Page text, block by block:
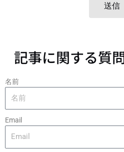
送信
記事に関する質
名前
Email